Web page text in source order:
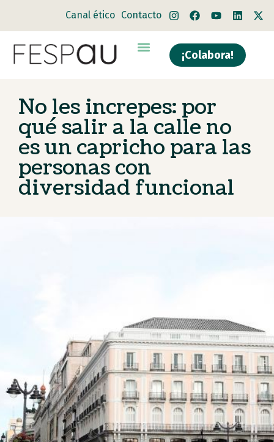
Canal ético Contacto
¡Colabora!
No les increpes: por
qué salir a la calle no
es un capricho para las
personas con
diversidad funcional